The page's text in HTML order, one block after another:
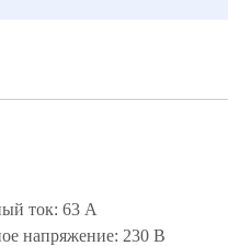
ток: 63 А
напряжение: 230 В